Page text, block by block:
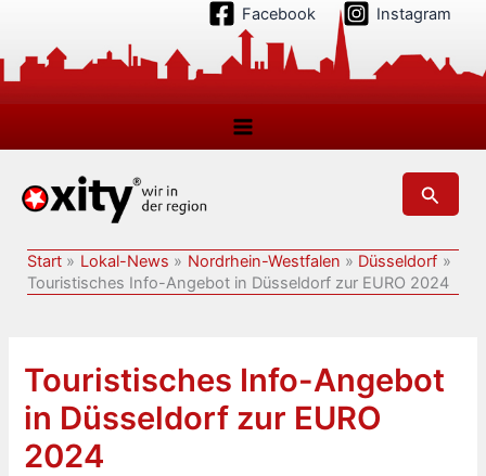
springen
Facebook Instagram
Suchen
Start Lokal-News Nordrhein-Westfalen
Düsseldorf
Touristisches Info-Angebot in Düsseldorf zur EURO 2024
Touristisches Info-Angebot
in Düsseldorf zur EURO
2024